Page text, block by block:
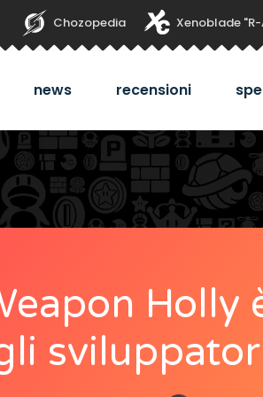
Chozopedia Xenoblade
news recensioni
Holly